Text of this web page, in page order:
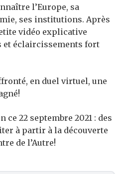
l’Europe, sa
ses institutions. Après
vidéo explicative
et éclaircissements fort
en duel virtuel, une
22 septembre 2021 : des
à partir à la découverte
de l’Autre!